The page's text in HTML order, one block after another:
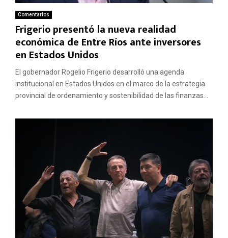
Comentarios
Frigerio presentó la nueva realidad
económica de Entre Ríos ante inversores
en Estados Unidos
El gobernador Rogelio Frigerio desarrolló una agenda
institucional en Estados Unidos en el marco de la estrategia
provincial de ordenamiento y sostenibilidad de las finanzas...